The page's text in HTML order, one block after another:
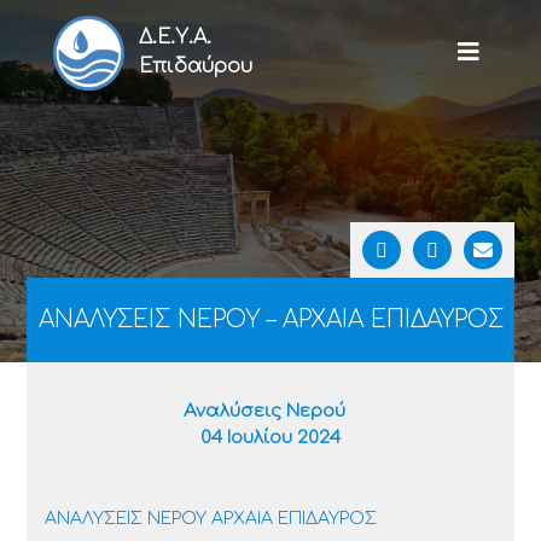
Δ.Ε.Υ.Α.
Επιδαύρου
ΑΝΑΛΥΣΕΙΣ ΝΕΡΟΥ – ΑΡΧΑΙΑ ΕΠΙΔΑΥΡΟΣ
Αναλύσεις Νερού
04 Ιουλίου 2024
ΑΝΑΛΥΣΕΙΣ ΝΕΡΟΥ ΑΡΧΑΙΑ ΕΠΙΔΑΥΡΟΣ